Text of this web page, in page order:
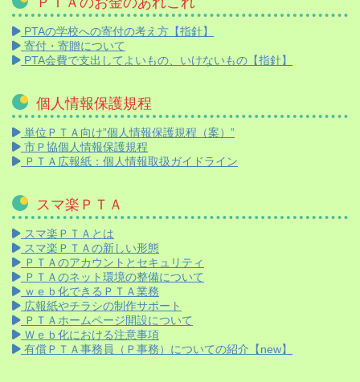
PTAの学校への寄付の考え方【指針】
寄付・寄贈について
PTA会費で支出してよいもの、いけないもの【指針】
個人情報保護規程
単位ＰＴＡ向け”個人情報保護規程（案）”
市Ｐ協個人情報保護規程
ＰＴＡ広報紙：個人情報取扱ガイドライン
スマ楽ＰＴＡ
スマ楽ＰＴＡとは
スマ楽ＰＴＡの新しい形態
ＰＴＡのアカウントとセキュリティ
ＰＴＡのネット環境の整備について
ｗｅｂ化できるＰＴＡ業務
広報紙やチラシの制作サポート
ＰＴＡホームページ開設について
Ｗｅｂ化における注意事項
有償ＰＴＡ事務員（Ｐ事務）についての紹介【new】